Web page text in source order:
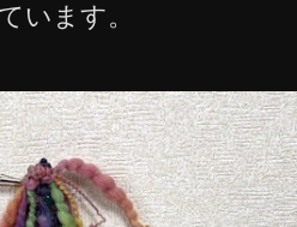
います。